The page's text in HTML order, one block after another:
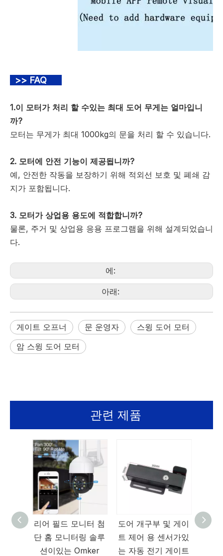
>> FAQ
1.이 모터가 처리 할 수있는 최대 도어 무게는 얼마입니
까?
모터는 무게가 최대 1000kg의 문을 처리 할 수 ​​있습니다.
2. 모터에 안전 기능이 제공됩니까?
예, 안전한 작동을 보장하기 위해 적외선 보호 및 폐쇄 감
지가 포함됩니다.
3. 모터가 상업용 용도에 적합합니까?
물론, 주거 및 상업용 응용 프로그램을 위해 설계되었습니
다.
에:
아래:
게이트 오프너 문 운영자
스윙 도어 모터
암 스윙 도어 모터
관련 제품
리어 필드 모니터 첨
단 홈 모니터링 솔루
션이있는 Omker
도어 개구부 및 게이
트 제어 용 센서가있
는 자동 전기 게이트
차고 빌라
러 도어 및
게이트 오